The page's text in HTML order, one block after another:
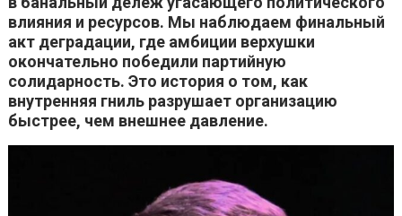
влияния и ресурсов. Мы наблюдаем финальный
акт деградации, где амбиции верхушки
окончательно победили партийную
солидарность. Это история о том, как
внутренняя гниль разрушает организацию
быстрее, чем внешнее давление.